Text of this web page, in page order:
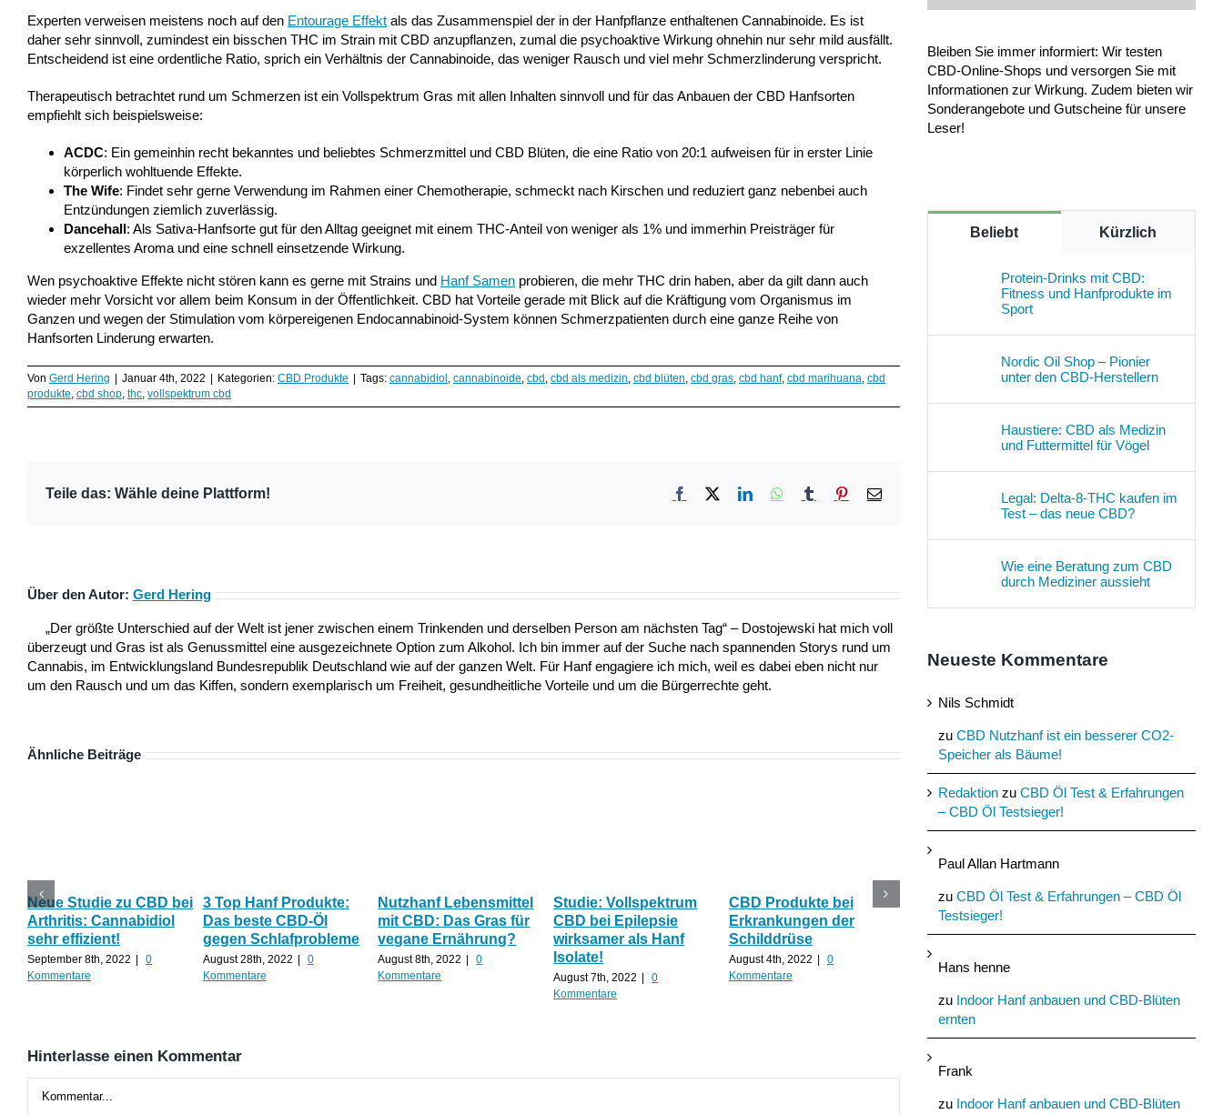
Experten verweisen meistens noch auf den Entourage Effekt als das Zusammenspiel der in der Hanfpflanze enthaltenen Cannabinoide. Es ist
daher sehr sinnvoll, zumindest ein bisschen THC im Strain mit CBD anzupflanzen, zumal die psychoaktive Wirkung ohnehin nur sehr mild ausfällt.
Entscheidend ist eine ordentliche Ratio, sprich ein Verhältnis der Cannabinoide, das weniger Rausch und viel mehr Schmerzlinderung verspricht.
Therapeutisch betrachtet rund um Schmerzen ist ein Vollspektrum Gras mit allen Inhalten sinnvoll und für das Anbauen der CBD Hanfsorten
empfiehlt sich beispielsweise:
ACDC: Ein gemeinhin recht bekanntes und beliebtes Schmerzmittel und CBD Blüten, die eine Ratio von 20:1 aufweisen für in erster Linie
körperlich wohltuende Effekte.
The Wife: Findet sehr gerne Verwendung im Rahmen einer Chemotherapie, schmeckt nach Kirschen und reduziert ganz nebenbei auch
Entzündungen ziemlich zuverlässig.
Dancehall: Als Sativa-Hanfsorte gut für den Alltag geeignet mit einem THC-Anteil von weniger als 1% und immerhin Preisträger für
exzellentes Aroma und eine schnell einsetzende Wirkung.
Wen psychoaktive Effekte nicht stören kann es gerne mit Strains und Hanf Samen probieren, die mehr THC drin haben, aber da gilt dann auch
wieder mehr Vorsicht vor allem beim Konsum in der Öffentlichkeit. CBD hat Vorteile gerade mit Blick auf die Kräftigung vom Organismus im
Ganzen und wegen der Stimulation vom körpereigenen Endocannabinoid-System können Schmerzpatienten durch eine ganze Reihe von
Hanfsorten Linderung erwarten.
Von Gerd Hering | Januar 4th, 2022 | Kategorien: CBD Produkte | Tags: cannabidiol, cannabinoide, cbd, cbd als medizin, cbd blüten, cbd gras, cbd hanf, cbd marihuana, cbd
produkte, cbd shop, thc, vollspektrum cbd
Teile das: Wähle deine Plattform! Facebook
X LinkedInWhatsApp
TumblrPinterest
E-
Über den Autor: Gerd Hering
„Der größte Unterschied auf der Welt ist jener zwischen einem Trinkenden und derselben Person am nächsten Tag“ – Dostojewski hat mich voll
überzeugt und Gras ist als Genussmittel eine ausgezeichnete Option zum Alkohol. Ich bin immer auf der Suche nach spannenden Storys rund um
Cannabis, im Entwicklungsland Bundesrepublik Deutschland wie auf der ganzen Welt. Für Hanf engagiere ich mich, weil es dabei eben nicht nur
um den Rausch und um das Kiffen, sondern exemplarisch um Freiheit, gesundheitliche Vorteile und um die Bürgerrechte geht.
Ähnliche Beiträge
Neue Studie zu CBD bei
Arthritis: Cannabidiol
sehr effizient!
September 8th, 2022 |
0
Kommentare
3 Top Hanf Produkte:
Das beste CBD-Öl
gegen Schlafprobleme
August 28th, 2022 |
0
Kommentare
Nutzhanf Lebensmittel
mit CBD: Das Gras für
vegane Ernährung?
August 8th, 2022 |
0
Kommentare
Studie: Vollspektrum
CBD bei Epilepsie
wirksamer als Hanf
Isolate!
August 7th, 2022 |
0
Kommentare
CBD Produkte bei
Erkrankungen der
Schilddrüse
August 4th, 2022 |
0
Kommentare
CBD Blüten im Online
Shop kaufen oder selber
anbauen?
Juli 30th, 2022
Die 5 besten CBD
den Sommer
Hinterlasse einen Kommentar
Bleiben Sie immer informiert: Wir testen
CBD-Online-Shops und versorgen Sie mit
Informationen zur Wirkung. Zudem bieten wir
Sonderangebote und Gutscheine für unsere
Leser!
Beliebt Kürzlich
Protein-Drinks mit CBD:
Fitness und Hanfprodukte im
Sport
Nordic Oil Shop – Pionier
unter den CBD-Herstellern
Haustiere: CBD als Medizin
und Futtermittel für Vögel
Legal: Delta-8-THC kaufen im
Test – das neue CBD?
Wie eine Beratung zum CBD
durch Mediziner aussieht
Neueste Kommentare
Nils Schmidt
zu CBD Nutzhanf ist ein besserer CO2-
Speicher als Bäume!
Redaktion zu CBD Öl Test & Erfahrungen
– CBD Öl Testsieger!
Paul Allan Hartmann
zu CBD Öl Test & Erfahrungen – CBD Öl
Testsieger!
Hans henne
zu Indoor Hanf anbauen und CBD-Blüten
ernten
Frank
zu Indoor Hanf anbauen und CBD-Blüten